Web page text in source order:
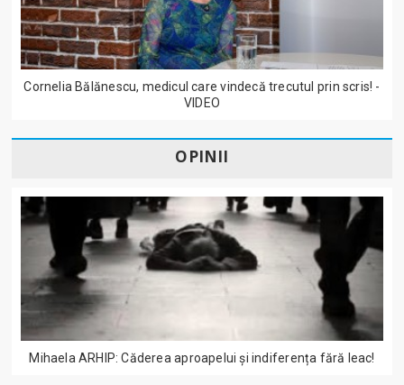
Cornelia Bălănescu, medicul care vindecă trecutul prin scris! -
VIDEO
OPINII
Mihaela ARHIP: Căderea aproapelui și indiferența fără leac!